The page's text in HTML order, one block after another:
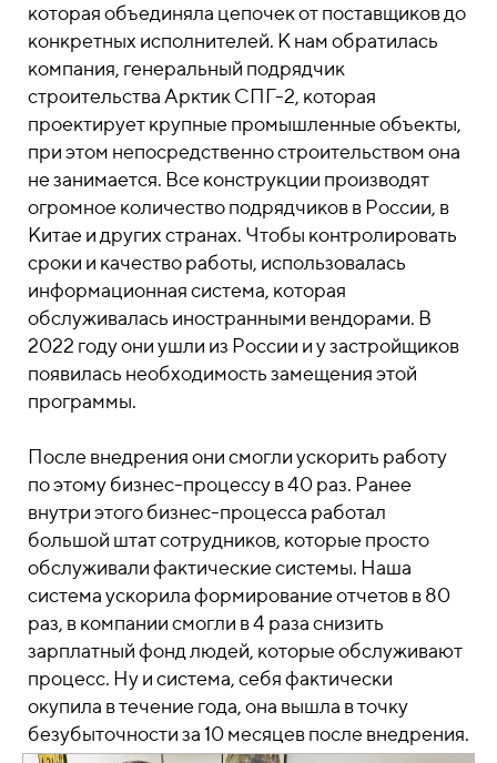
которая объединяла цепочек от поставщиков до
конкретных исполнителей. К нам обратилась
компания, генеральный подрядчик
строительства Арктик СПГ-2, которая
проектирует крупные промышленные объекты,
при этом непосредственно строительством она
не занимается. Все конструкции производят
огромное количество подрядчиков в России, в
Китае и других странах. Чтобы контролировать
сроки и качество работы, использовалась
информационная система, которая
обслуживалась иностранными вендорами. В
2022 году они ушли из России и у застройщиков
появилась необходимость замещения этой
программы.
После внедрения они смогли ускорить работу
по этому бизнес-процессу в 40 раз. Ранее
внутри этого бизнес-процесса работал
большой штат сотрудников, которые просто
обслуживали фактические системы. Наша
система ускорила формирование отчетов в 80
раз, в компании смогли в 4 раза снизить
зарплатный фонд людей, которые обслуживают
процесс. Ну и система, себя фактически
окупила в течение года, она вышла в точку
безубыточности за 10 месяцев после внедрения.